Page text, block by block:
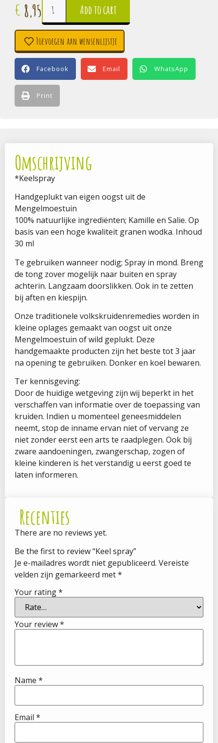
€ 8,95 Add to cart
Toevoegen aan wensenlijstje
Facebook Email WhatsApp
Print
Omschrijving
*Keelspray
Handgeplukt van eigen oogst uit de
Mengelmoestuin
100% natuurlijke ingrediënten; Kamille en Salie. Op
basis van een hoge kwaliteit granen wodka. Inhoud
30 ml
Te gebruiken wanneer nodig; Spray in mond. Breng
de tong zover mogelijk naar buiten en spray
achterin. Langzaam doorslikken. Ook in te zetten
bij aften en kiespijn.
Onze traditionele volkskruidenremedies worden in
kleine oplages gemaakt van oogst uit onze
Mengelmoestuin of wild geplukt. Deze
handgemaakte producten zijn het beste tot 3 jaar
na opening te gebruiken. Donker en koel bewaren.
Ter kennisgeving:
Door de huidige wetgeving zijn wij beperkt in het
verschaffen van informatie over de toepassing van
kruiden. Indien u momenteel geneesmiddelen
neemt, stop de inname ervan niet of vervang ze
niet zonder eerst een arts te raadplegen. Ook bij
zware aandoeningen, zwangerschap, zogen of
kleine kinderen is het verstandig u eerst goed te
laten informeren.
Recenties
There are no reviews yet.
Be the first to review “Keel spray”
Je e-mailadres wordt niet gepubliceerd. Vereiste
velden zijn gemarkeerd met*
Your rating*
Your review*
Name *
Email *